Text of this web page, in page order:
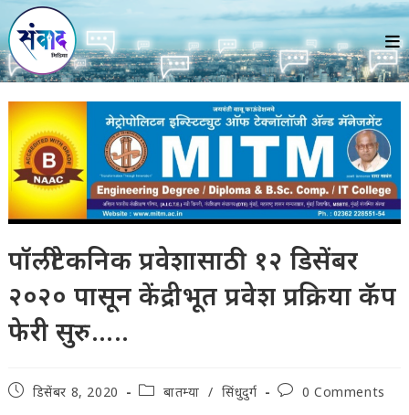
Skip
to
content
पॉलीटेकनिक प्रवेशासाठी १२ डिसेंबर
२०२० पासून केंद्रीभूत प्रवेश प्रक्रिया कॅप
फेरी सुरु…..
Postडिसेंबर 8, 2020
Postबातम्या / सिंधुदुर्ग
Post0 Comments